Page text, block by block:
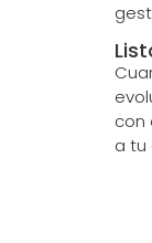
con
a tu